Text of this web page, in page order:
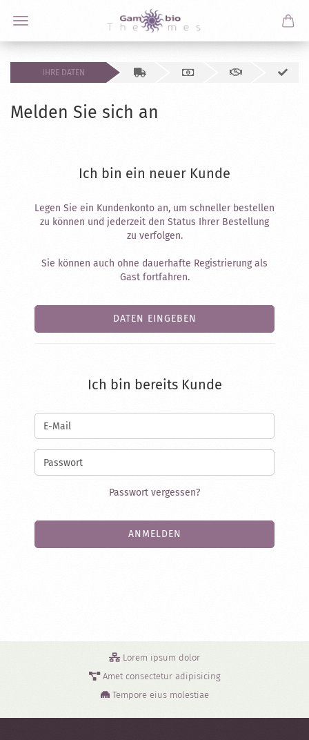
IHRE DATEN
Melden Sie sich an
Ich bin ein neuer Kunde
Legen Sie ein Kundenkonto an, um schneller bestellen
zu können und jederzeit den Status Ihrer Bestellung
zu verfolgen.
Sie können auch ohne dauerhafte Registrierung als
Gast fortfahren.
DATEN EINGEBEN
Ich bin bereits Kunde
Passwort vergessen?
Lorem ipsum dolor
Amet consectetur adipisicing
Tempore eius molestiae